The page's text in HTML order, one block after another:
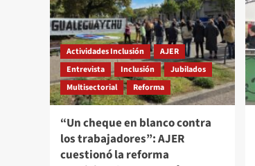
bullying
Actividades Inclusión
AJER
Entrevista
Inclusión
Jubilados
Multisectorial
Reforma
“Un cheque en blanco contra
los trabajadores”: AJER
cuestionó la reforma